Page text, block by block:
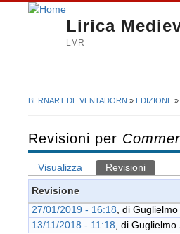
Lirica
LMR
BERNART DE VENTADORN » EDIZIONE »
Revisioni per
Schede primarie
Visualizza Revisioni
Revisione
27/01/2019 - 16:18 , di
13/11/2018 - 11:18 , di Guglielmo